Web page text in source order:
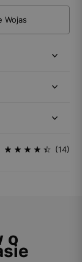
Wojas
(14)
o